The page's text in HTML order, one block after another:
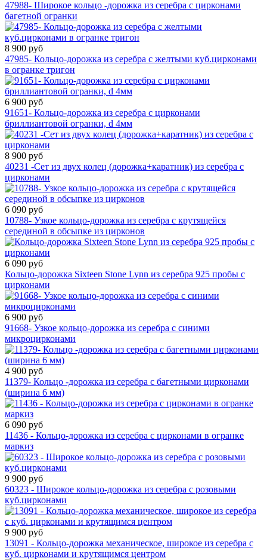
47988- Широкое кольцо -дорожка из серебра с цирконами
багетной огранки
8 900 руб
47985- Кольцо-дорожка из серебра с желтыми куб.цирконами
в огранке тригон
6 900 руб
91651- Кольцо-дорожка из серебра с цирконами
бриллиантовой огранки, d 4мм
8 900 руб
40231 -Сет из двух колец (дорожка+каратник) из серебра с
цирконами
6 090 руб
10788- Узкое кольцо-дорожка из серебра с крутящейся
серединой в обсыпке из цирконов
6 090 руб
Кольцо-дорожка Sixteen Stone Lynn из серебра 925 пробы c
цирконами
6 900 руб
91668- Узкое кольцо-дорожка из серебра с синими
микроцирконами
4 900 руб
11379- Кольцо -дорожка из серебра с багетными цирконами
(ширина 6 мм)
6 090 руб
11436 - Кольцо-дорожка из серебра с цирконами в огранке
маркиз
9 900 руб
60323 - Широкое кольцо-дорожка из серебра с розовыми
куб.цирконами
9 900 руб
13091 - Кольцо-дорожка механическое, широкое из серебра с
куб. цирконами и крутящимся центром